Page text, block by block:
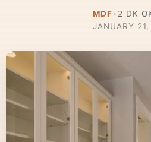
MDF• 2 DK
JANUARY